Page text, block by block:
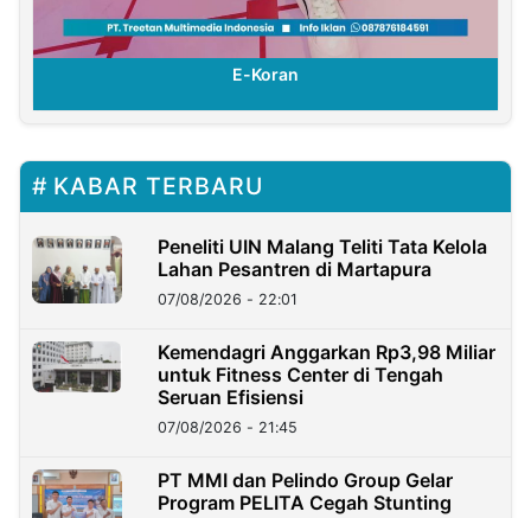
E-Koran
KABAR TERBARU
Peneliti UIN Malang Teliti Tata Kelola
Lahan Pesantren di Martapura
07/08/2026 - 22:01
Kemendagri Anggarkan Rp3,98 Miliar
untuk Fitness Center di Tengah
Seruan Efisiensi
07/08/2026 - 21:45
PT MMI dan Pelindo Group Gelar
Program PELITA Cegah Stunting